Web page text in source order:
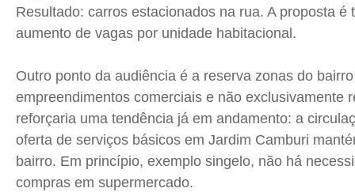
Resultado: carros estacionados na rua. A proposta é
aumento de vagas por unidade habitacional.
Outro ponto da audiência é a reserva zonas do
empreendimentos comerciais e não exclusivamente
reforçaria uma tendência já em andamento: a
oferta de serviços básicos em Jardim Camburi
bairro. Em princípio, exemplo singelo, não há
compras em supermercado.